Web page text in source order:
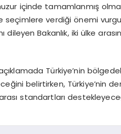
içinde tamamlanmış
seçimlere verdiği önemi
dileyen Bakanlık, iki ülke
Türkiye’nin
belirtirken, Türkiye’nin
standartları